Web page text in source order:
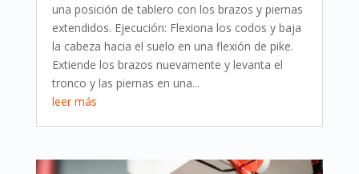
una posición de tablero con los brazos y piernas
extendidos. Ejecución: Flexiona los codos y baja
la cabeza hacia el suelo en una flexión de pike.
Extiende los brazos nuevamente y levanta el
tronco y las piernas en una...
leer más